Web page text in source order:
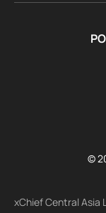
©
xChief Central Asia